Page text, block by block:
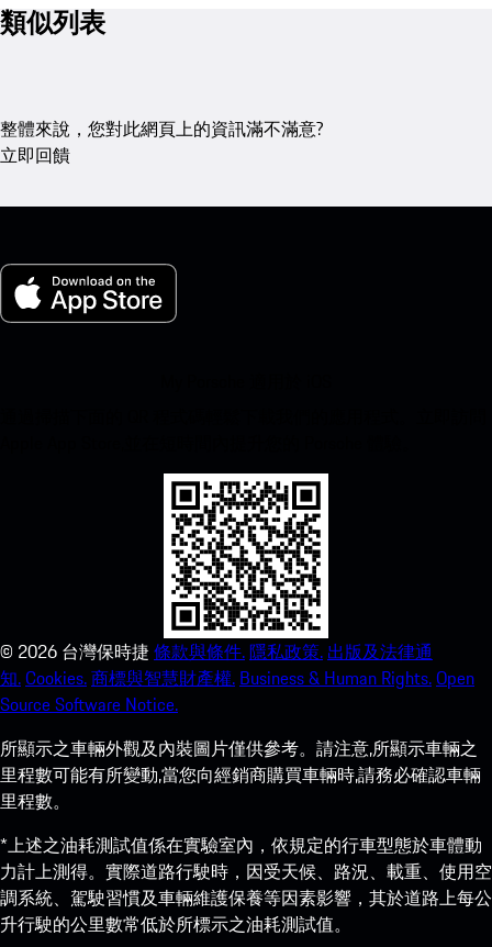
類似列表
整體來說，您對此網頁上的資訊滿不滿意?
立即回饋
© 2026 台灣保時捷 條款與條件.隱私政策. 出版及法律通
知.Cookies.商標與智慧財產權. Business & Human Rights.Open
Source Software Notice.
所顯示之車輛外觀及內裝圖片僅供參考。請注意,所顯示車輛之
里程數可能有所變動,當您向經銷商購買車輛時,請務必確認車輛
里程數。
*上述之油耗測試值係在實驗室內，依規定的行車型態於車體動
力計上測得。實際道路行駛時，因受天候、路況、載重、使用空
調系統、駕駛習慣及車輛維護保養等因素影響，其於道路上每公
升行駛的公里數常低於所標示之油耗測試值。